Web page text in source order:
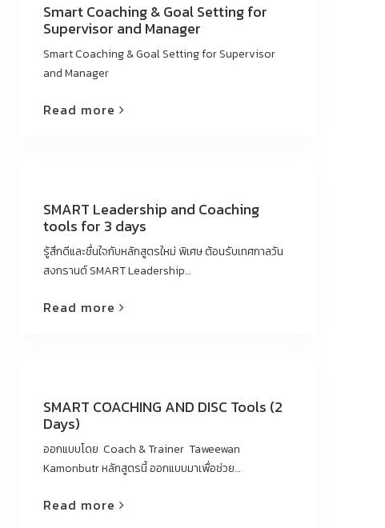
Smart Coaching & Goal Setting for
Supervisor and Manager
Smart Coaching & Goal Setting for Supervisor
and Manager
Read more
SMART Leadership and Coaching
tools for 3 days
รู้สึกดีและชื่นใจกับหลักสูตรใหม่ พิเศษ ต้อนรับเทศกาลวัน
สงกรานต์ SMART Leadership…
Read more
SMART COACHING AND DISC Tools (2
Days)
ออกแบบโดย Coach & Trainer Taweewan
Kamonbutr หลักสูตรนี้ ออกแบบมาเพื่อช่วย…
Read more